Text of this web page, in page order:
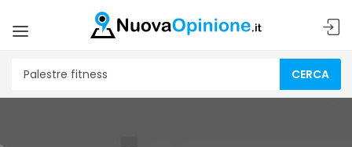
CERCA